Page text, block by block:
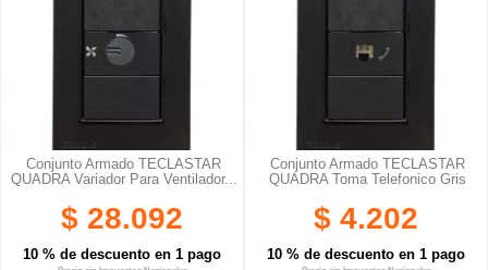
Conjunto Armado TECLASTAR
QUADRA Variador Para Ventilador...
$ 28.092
10 % de descuento en 1 pago
Conjunto Armado TECLASTAR
QUADRA Toma Telefonico Gris
$ 4.202
10 % de descuento en 1 pago